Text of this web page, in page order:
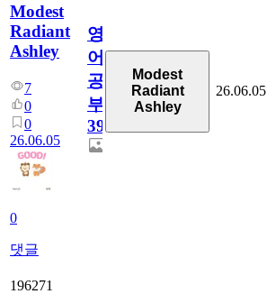
Modest
Radiant
Ashley
7
0
0
26.06.05
0
댓글
영
어
공
부
39
Modest
Radiant
Ashley
26.06.05
196271